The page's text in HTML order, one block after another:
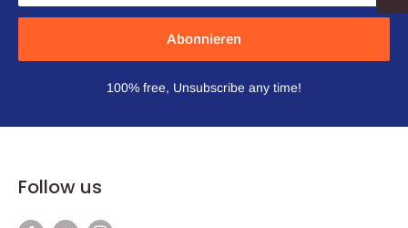
Abonnieren
100% free, Unsubscribe any time!
Follow us